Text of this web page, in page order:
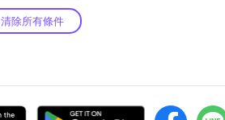
清除所有條件